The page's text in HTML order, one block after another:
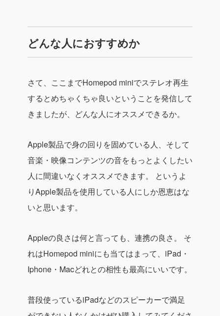
どんな人におすすめか
さて、ここまでHomepod miniでステレオ再生
するとめちゃくちゃ良いということを発信して
きましたが、どんな人にオススメできるか。
Apple製品で身の回りを固めている人、そして
音楽・映像コンテンツの音をもっとよくしたい
人に間違いなくオススメできます。
というよ
りApple製品を使用している人にしか恩恵はな
いと思います。
Appleの良さは何と言っても、連携の良さ。
そ
れはHomepod miniにも当てはまって、iPad・
Iphone・Macどれとの相性も最高にいいです。
普段使っているiPadなどのスピーカーで満足